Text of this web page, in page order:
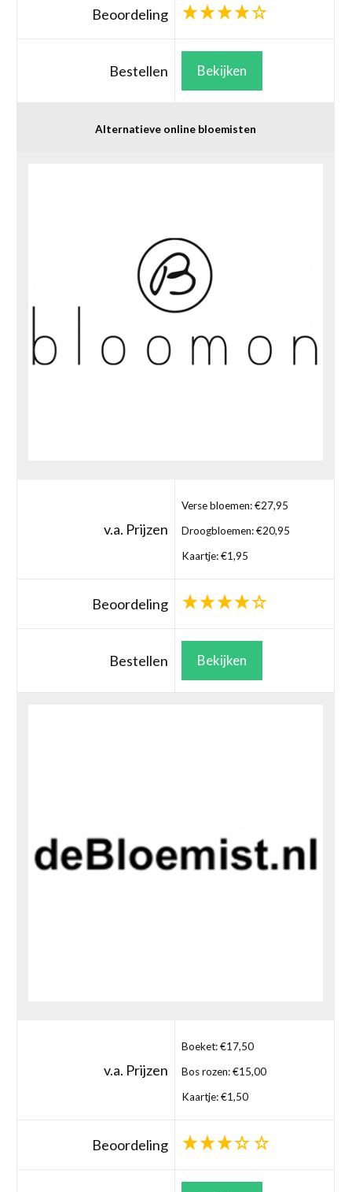
Beoordeling
Bestellen Bekijken
Alternatieve online bloemisten
v.a. Prijzen
Verse bloemen: €27,95
Droogbloemen: €20,95
Kaartje: €1,95
Beoordeling
Bestellen Bekijken
v.a. Prijzen
Boeket: €17,50
Bos rozen: €15,00
Kaartje: €1,50
Beoordeling